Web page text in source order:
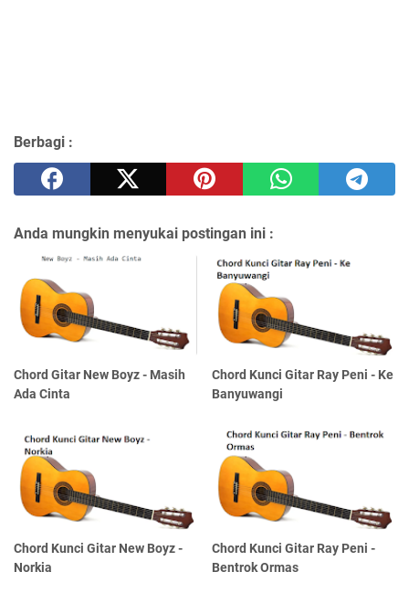
Berbagi :
Anda mungkin menyukai postingan ini :
Chord Gitar New Boyz - Masih
Ada Cinta
Chord Kunci Gitar Ray Peni - Ke
Banyuwangi
Chord Kunci Gitar New Boyz -
Norkia
Chord Kunci Gitar Ray Peni -
Bentrok Ormas